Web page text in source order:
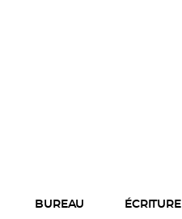
BUREAU ÉCRITURE